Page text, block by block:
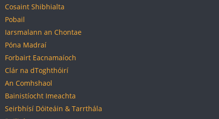
Cosaint Shibhialta
Pobail
Iarsmalann an Chontae
Póna Madraí
Forbairt Eacnamaíoch
Clár na dToghthóirí
An Comhshaol
Bainistíocht Imeachta
Seirbhísí Dóiteáin & Tarrthála